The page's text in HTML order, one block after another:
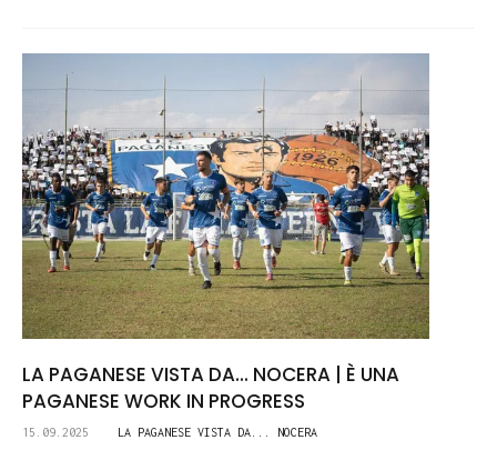
LA PAGANESE VISTA DA... NOCERA | È UNA
PAGANESE WORK IN PROGRESS
15.09.2025 LA PAGANESE VISTA DA... NOCERA